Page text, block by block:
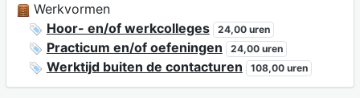
Werkvormen
Hoor- en/of werkcolleges
24,00 uren
Practicum en/of oefeningen 24,00 uren
Werktijd buiten de contacturen 108,00 uren